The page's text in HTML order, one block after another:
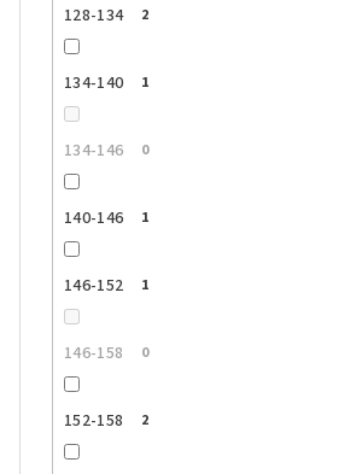
128-134 2
134-140 1
134-146 0
140-146 1
146-152 1
146-158 0
152-158 2